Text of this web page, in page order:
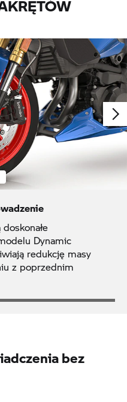
Dynamic
redukcję masy
z poprzednim
bez